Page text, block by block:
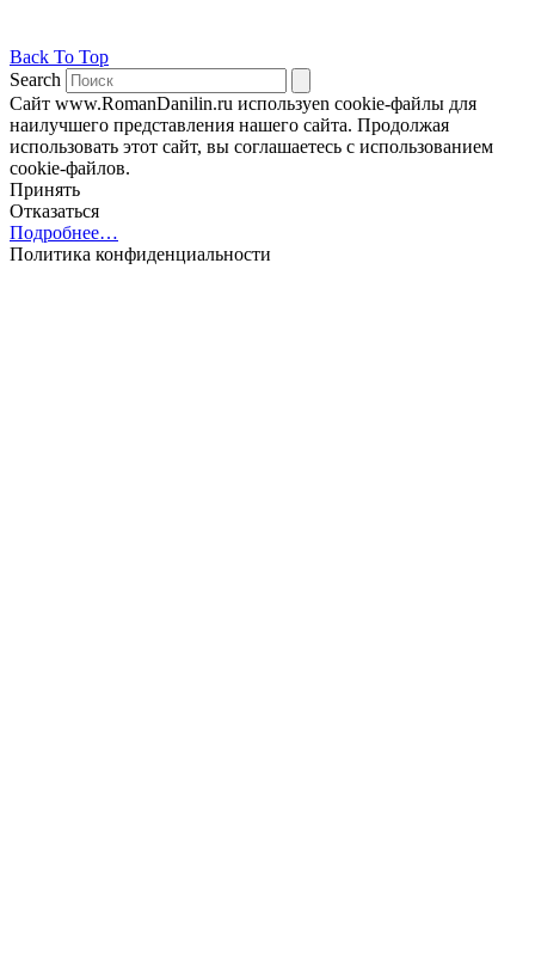
Back To Top
Search
Сайт www.RomanDanilin.ru используеn cookie-файлы для
наилучшего представления нашего сайта. Продолжая
использовать этот сайт, вы соглашаетесь с использованием
cookie-файлов.
Принять
Отказаться
Подробнее…
Политика конфиденциальности